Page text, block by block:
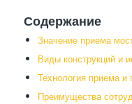
Содержание
Значение приема
Виды конструкций и
Технология приема и
Преимущества